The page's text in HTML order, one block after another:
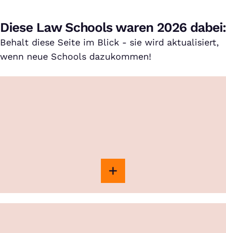
Diese Law Schools waren 2026 dabei:
Behalt diese Seite im Blick - sie wird aktualisiert,
wenn neue Schools dazukommen!